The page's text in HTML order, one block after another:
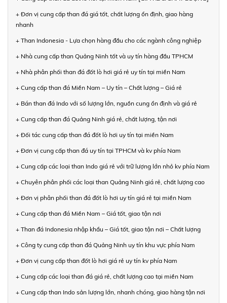
+ Đơn vị cung cấp than đá giá tốt, chất lượng ổn định, giao hàng
nhanh
+ Than Indonesia - Lựa chọn hàng đầu cho các ngành công nghiệp
+ Nhà cung cấp than Quảng Ninh tốt và uy tín hàng đầu TPHCM
+ Nhà phân phối than đá đốt lò hơi giá rẻ uy tín tại miền Nam
+ Cung cấp than đá Miền Nam – Uy tín – Chất lượng – Giá rẻ
+ Bán than đá Indo với số lượng lớn, nguồn cung ổn định và giá rẻ
+ Cung cấp than đá Quảng Ninh giá rẻ, chất lượng, tận nơi
+ Đối tác cung cấp than đá đốt lò hơi uy tín tại miền Nam
+ Đơn vị cung cấp than đá uy tín tại TPHCM và kv phía Nam
+ Cung cấp các loại than Indo giá rẻ với trữ lượng lớn nhỏ kv phía Nam
+ Chuyên phân phối các loại than Quảng Ninh giá rẻ, chất lượng cao
+ Đơn vị phân phối than đá đốt lò hơi uy tín giá rẻ tại miền Nam
+ Cung cấp than đá Miền Nam – Giá tốt, giao tận nơi
+ Than đá Indonesia nhập khẩu – Giá tốt, giao tận nơi – Chất lượng
+ Công ty cung cấp than đá Quảng Ninh uy tín khu vực phía Nam
+ Đơn vị cung cấp than đốt lò hơi giá rẻ uy tín kv phía Nam
+ Cung cấp các loại than đá giá rẻ, chất lượng cao tại miền Nam
+ Cung cấp than Indo sản lượng lớn, nhanh chóng, giao hàng tận nơi